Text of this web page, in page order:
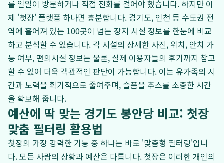
를 일일이 방문하거나 직접 전화를 걸어야 했습니다. 하지만 이
제 '첫장' 플랫폼 하나면 충분합니다. 경기도, 인천 등 수도권 전
역에 흩어져 있는 100곳이 넘는 장지 시설 정보를 한눈에 비교
하고 분석할 수 있습니다. 각 시설의 상세한 사진, 위치, 안치 가
능 여부, 편의시설 정보는 물론, 실제 이용자들의 후기까지 참고
할 수 있어 더욱 객관적인 판단이 가능합니다. 이는 유가족의 시
간과 노력을 획기적으로 줄여주며, 슬픔을 추스를 소중한 시간
을 확보해 줍니다.
예산에 딱 맞는 경기도 봉안당 비교: 첫장
맞춤 필터링 활용법
첫장의 가장 강력한 기능 중 하나는 바로 '맞춤형 필터링'입니
다. 모든 사람의 상황과 예산은 다릅니다. 첫장은 이러한 개인의